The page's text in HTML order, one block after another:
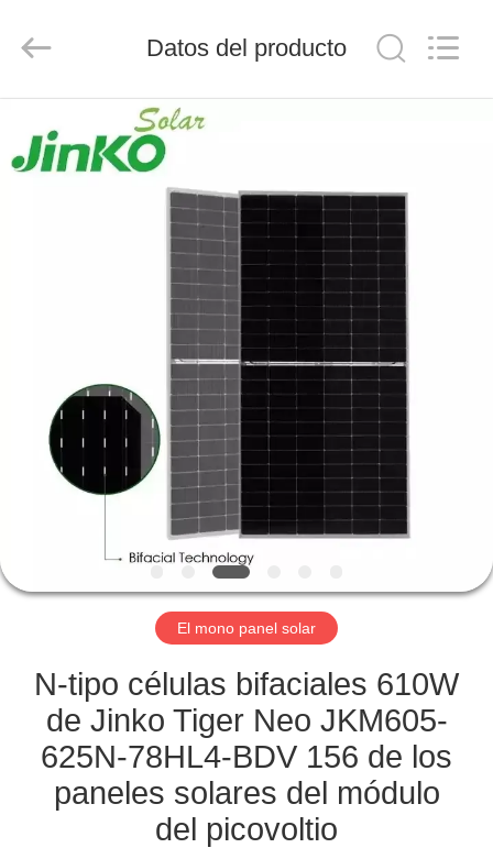
PRODUCTOS
NOSOTROS
VISITA
CONTROL
CALIDAD
SOLICITAR
UNA
COTIZACIÓN
CO.,
Reserved.
Datos del producto
El mono panel solar
N-tipo células bifaciales 610W
de Jinko Tiger Neo JKM605-
625N-78HL4-BDV 156 de los
paneles solares del módulo
del picovoltio